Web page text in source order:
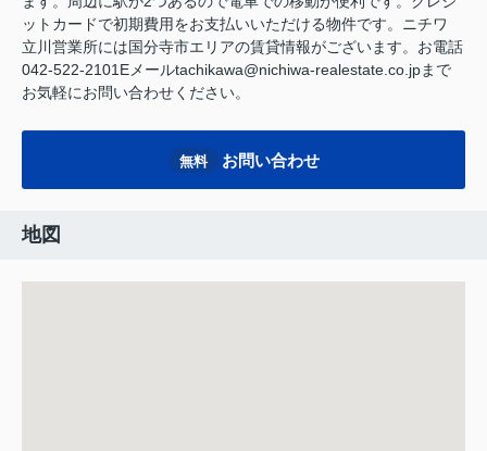
ットカードで初期費用をお支払いいただける物件です。ニチワ
立川営業所には国分寺市エリアの賃貸情報がございます。お電話
042-522-2101Eメールtachikawa@nichiwa-realestate.co.jpまで
お気軽にお問い合わせください。
無料 お問い合わせ
地図